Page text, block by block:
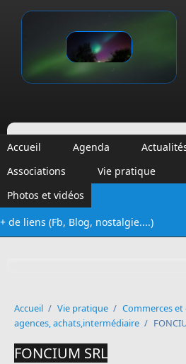
Accueil Agenda
Associations
Vie pratique
Photos et vidéos
+ de liens (Fb, Blog, nostalgie....)
Accueil / Vie pratique / Commerces
agences, achats,intermédiaire /
FONCIUM SRL